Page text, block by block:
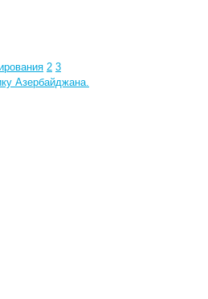
2 3
Азербайджана.